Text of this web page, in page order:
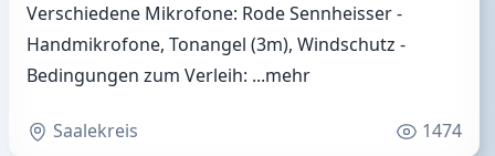
Verschiedene Mikrofone: Rode Sennheisser -
Handmikrofone, Tonangel (3m), Windschutz -
Bedingungen zum Verleih: ...mehr
Saalekreis 1474